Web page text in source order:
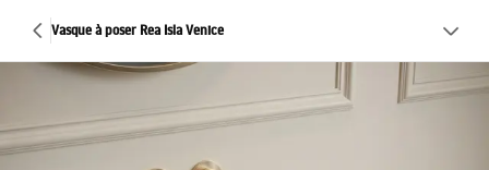
Vasque à poser Rea Isla Venice